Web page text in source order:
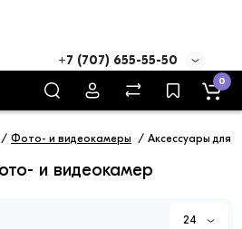
+7 (707) 655-55-50
0
Фото- и видеокамеры Аксессуары для
и видеокамер
24